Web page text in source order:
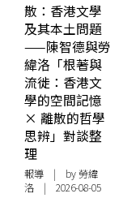
散：香港文學
及其本土問題
——陳智德與勞
緯洛「根著與
流徙：香港文
學的空間記憶
× 離散的哲學
思辨」對談整
理
報導 | by 勞緯
洛 | 2026-08-05